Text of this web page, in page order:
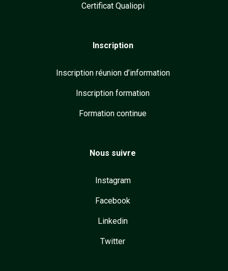
Certificat Qualiopi
Inscription
Inscription réunion d’information
Inscription formation
Formation continue
Nous suivre
Instagram
Facebook
Linkedin
Twitter